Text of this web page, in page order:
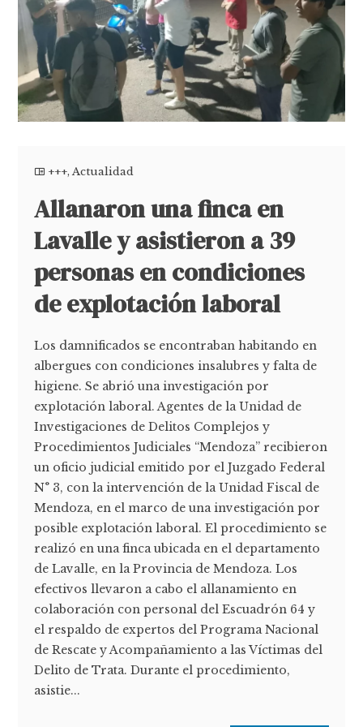
+++,Actualidad
Allanaron una finca en
Lavalle y asistieron a 39
personas en condiciones
de explotación laboral
Los damnificados se encontraban habitando en
albergues con condiciones insalubres y falta de
higiene. Se abrió una investigación por
explotación laboral. Agentes de la Unidad de
Investigaciones de Delitos Complejos y
Procedimientos Judiciales “Mendoza” recibieron
un oficio judicial emitido por el Juzgado Federal
N° 3, con la intervención de la Unidad Fiscal de
Mendoza, en el marco de una investigación por
posible explotación laboral. El procedimiento se
realizó en una finca ubicada en el departamento
de Lavalle, en la Provincia de Mendoza. Los
efectivos llevaron a cabo el allanamiento en
colaboración con personal del Escuadrón 64 y
el respaldo de expertos del Programa Nacional
de Rescate y Acompañamiento a las Víctimas del
Delito de Trata. Durante el procedimiento,
asistie...